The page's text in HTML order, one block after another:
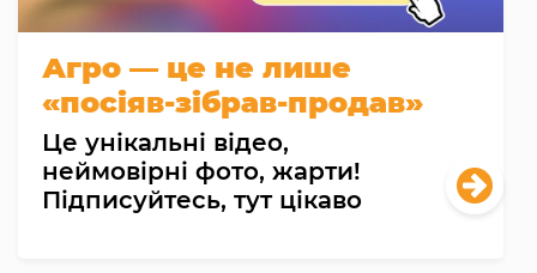
Агро — це не лише
«посіяв-зібрав-продав»
Це унікальні відео,
неймовірні фото, жарти!
Підписуйтесь, тут цікаво